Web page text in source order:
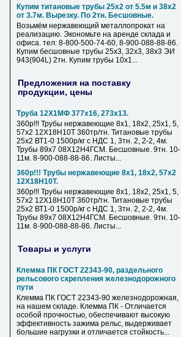
Купим титановые трубы 25х2 от 5.5м и 38х2
от 3.7м. Вырезку. По 2тн. Бесшовные.
Возьмём нержавеющий металлопрокат на
реализацию. Экономьте на аренде склада и
офиса. тел: 8-800-500-74-60, 8-900-088-88-86.
Купим бесшовные трубы 25х3, 32х3, 38х3 ЭИ
943(904L) 2тн. Купим трубы 10х1...
Предложения на поставку
продукции, цены
Труба 12Х1МФ 377х16, 273х13.
360р!!! Трубы нержавеющие 8х1, 18х2, 25х1, 5,
57х2 12Х18Н10Т 360тр/тн. Титановые трубы
25х2 ВТ1-0 1500р/кг с НДС 1, 3тн. 2, 2-2, 4м.
Трубы 89х7 08Х12Н4ГСМ. Бесшовные. 9тн. 10-
11м. 8-900-088-88-86. Листы...
360р!!! Трубы нержавеющие 8х1, 18х2, 57х2
12Х18Н10Т.
360р!!! Трубы нержавеющие 8х1, 18х2, 25х1, 5,
57х2 12Х18Н10Т 360тр/тн. Титановые трубы
25х2 ВТ1-0 1500р/кг с НДС 1, 3тн. 2, 2-2, 4м.
Трубы 89х7 08Х12Н4ГСМ. Бесшовные. 9тн. 10-
11м. 8-900-088-88-86. Листы...
Товары и услуги
Клемма ПК ГОСТ 22343-90, раздельного
рельсового скрепления железнодорожного
пути
Клемма ПК ГОСТ 22343-90 железнодорожная,
на нашем складе. Клемма ПК - Отличается
особой прочностью, обеспечивают высокую
эффективность зажима рельс, выдерживает
большие нагрузки и отличается стойкость...